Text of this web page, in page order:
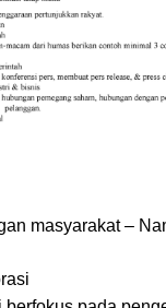
masyarakat –